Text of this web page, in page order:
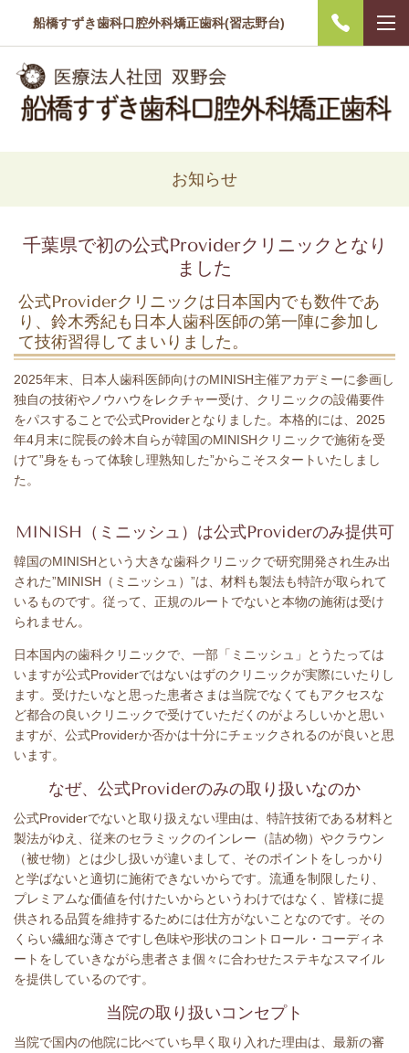
船橋すずき歯科口腔外科矯正歯科(習志野台)
お知らせ
千葉県で初の公式Providerクリニックとなり
ました
公式Providerクリニックは日本国内でも数件であ
り、鈴木秀紀も日本人歯科医師の第一陣に参加し
て技術習得してまいりました。
2025年末、日本人歯科医師向けのMINISH主催アカデミーに参画し
独自の技術やノウハウをレクチャー受け、クリニックの設備要件
をパスすることで公式Providerとなりました。本格的には、2025
年4月末に院長の鈴木自らが韓国のMINISHクリニックで施術を受
けて”身をもって体験し理熟知した”からこそスタートいたしまし
た。
MINISH（ミニッシュ）は公式Providerのみ提供可
韓国のMINISHという大きな歯科クリニックで研究開発され生み出
された”MINISH（ミニッシュ）”は、材料も製法も特許が取られて
いるものです。従って、正規のルートでないと本物の施術は受け
られません。
日本国内の歯科クリニックで、一部「ミニッシュ」とうたっては
いますが公式Providerではないはずのクリニックが実際にいたりし
ます。受けたいなと思った患者さまは当院でなくてもアクセスな
ど都合の良いクリニックで受けていただくのがよろしいかと思い
ますが、公式Providerか否かは十分にチェックされるのが良いと思
います。
なぜ、公式Providerのみの取り扱いなのか
公式Providerでないと取り扱えない理由は、特許技術である材料と
製法がゆえ、従来のセラミックのインレー（詰め物）やクラウン
（被せ物）とは少し扱いが違いまして、そのポイントをしっかり
と学ばないと適切に施術できないからです。流通を制限したり、
プレミアムな価値を付けたいからというわけではなく、皆様に提
供される品質を維持するためには仕方がないことなのです。その
くらい繊細な薄さですし色味や形状のコントロール・コーディネ
ートをしていきながら患者さま個々に合わせたステキなスマイル
を提供しているのです。
当院の取り扱いコンセプト
当院で国内の他院に比べていち早く取り入れた理由は、最新の審